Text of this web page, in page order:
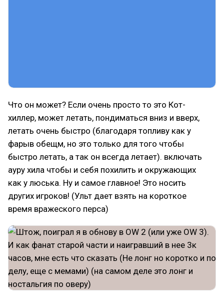
Что он может? Если очень просто то это Кот-
хиллер, может летать, пондиматься вниз и вверх,
летать очень быстро (благодаря топливу как у
фарыв обещм, но это только для того чтобы
быстро летать, а так он всегда летает). включать
ауру хила чтобы и себя похилить и окружающих
как у люська. Ну и самое главное! Это носить
других игроков! (Ульт дает взять на короткое
время вражеского перса)